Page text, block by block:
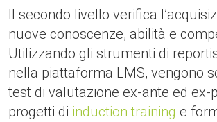
Il secondo livello verifica
nuove conoscenze, abilità e
Utilizzando gli strumenti di
nella piattaforma LMS, vengono
test di valutazione ex-ante ed ex-
progetti di induction training e